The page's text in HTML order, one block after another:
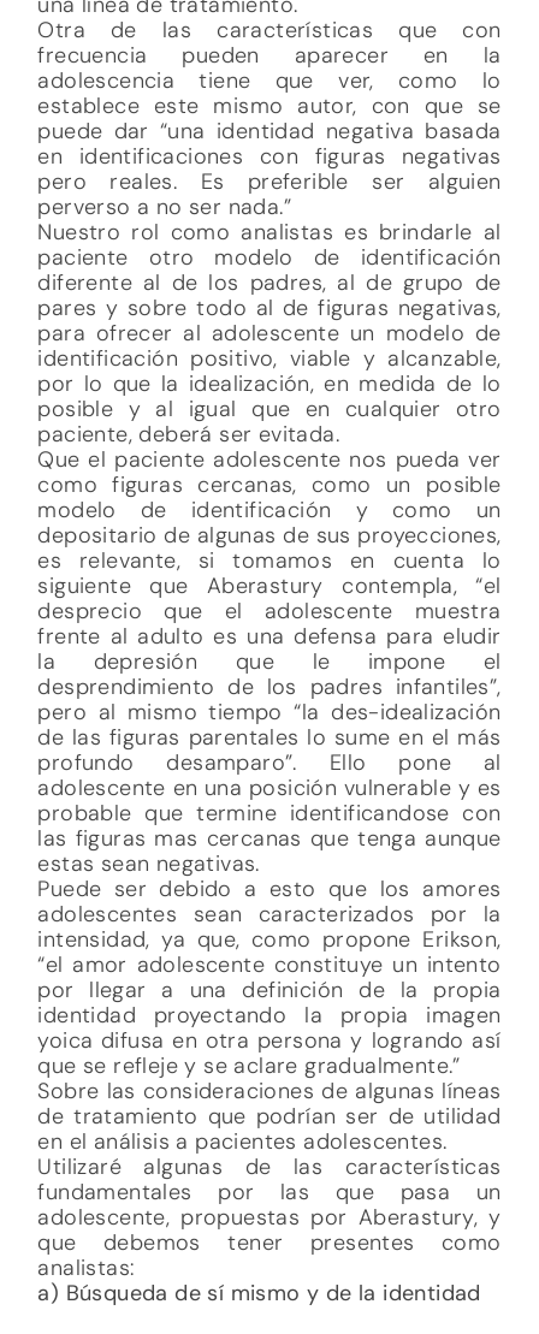
Otra de las características que con
frecuencia pueden aparecer en la
adolescencia tiene que ver, como lo
establece este mismo autor, con que se
puede dar “una identidad negativa basada
en identificaciones con figuras negativas
pero reales. Es preferible ser alguien
perverso a no ser nada.”
Nuestro rol como analistas es brindarle al
paciente otro modelo de identificación
diferente al de los padres, al de grupo de
pares y sobre todo al de figuras negativas,
para ofrecer al adolescente un modelo de
identificación positivo, viable y alcanzable,
por lo que la idealización, en medida de lo
posible y al igual que en cualquier otro
paciente, deberá ser evitada.
Que el paciente adolescente nos pueda ver
como figuras cercanas, como un posible
modelo de identificación y como un
depositario de algunas de sus proyecciones,
es relevante, si tomamos en cuenta lo
siguiente que Aberastury contempla, “el
desprecio que el adolescente muestra
frente al adulto es una defensa para eludir
la depresión que le impone el
desprendimiento de los padres infantiles”,
pero al mismo tiempo “la des-idealización
de las figuras parentales lo sume en el más
profundo desamparo”. Ello pone al
adolescente en una posición vulnerable y es
probable que termine identificandose con
las figuras mas cercanas que tenga aunque
estas sean negativas.
Puede ser debido a esto que los amores
adolescentes sean caracterizados por la
intensidad, ya que, como propone Erikson,
“el amor adolescente constituye un intento
por llegar a una definición de la propia
identidad proyectando la propia imagen
yoica difusa en otra persona y logrando así
que se refleje y se aclare gradualmente.”
Sobre las consideraciones de algunas líneas
de tratamiento que podrían ser de utilidad
en el análisis a pacientes adolescentes.
Utilizaré algunas de las características
fundamentales por las que pasa un
adolescente, propuestas por Aberastury, y
que debemos tener presentes como
analistas:
a) Búsqueda de sí mismo y de la identidad